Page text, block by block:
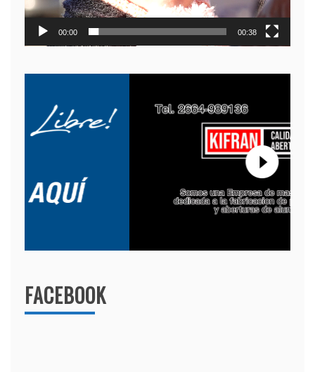
00:00 00:38
FACEBOOK